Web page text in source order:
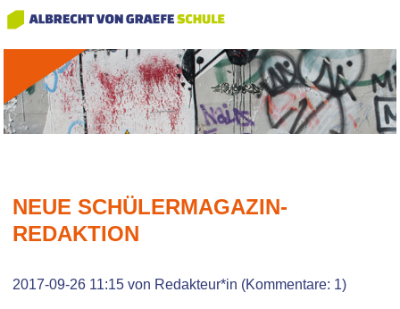
NEUE SCHÜLERMAGAZIN-
REDAKTION
2017-09-26 11:15 von Redakteur*in (Kommentare: 1)